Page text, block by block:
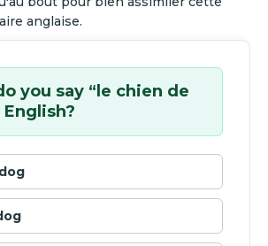
anglaise.
you say “le chien de
English?